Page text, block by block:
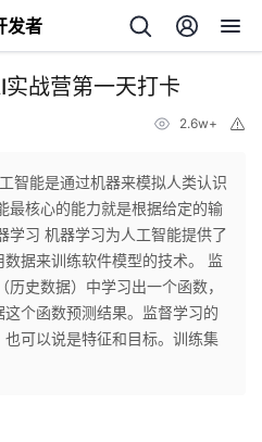
发者
实战营第一天打卡
2.6w+
智能是通过机器来模拟人类认识
最核心的能力就是根据给定的输
学习 机器学习为人工智能提供了
据来训练软件模型的技术。 监
史数据）中学习出一个函数，
个函数预测结果。监督学习的
可以说是特征和目标。训练集